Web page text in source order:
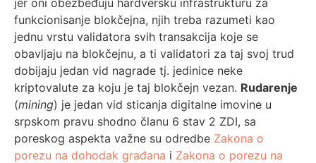
funkcionisanje blokčejna, njih treba razumeti kao
jednu vrstu validatora svih transakcija koje se
obavljaju na blokčejnu, a ti validatori za taj svoj trud
dobijaju jedan vid nagrade tj. jedinice neke
kriptovalute za koju je taj blokčejn vezan. Rudarenje
(mining) je jedan vid sticanja digitalne imovine u
srpskom pravu shodno članu 6 stav 2 ZDI, sa
poreskog aspekta važne su odredbe Zakona o
porezu na dohodak građana i Zakona o porezu na